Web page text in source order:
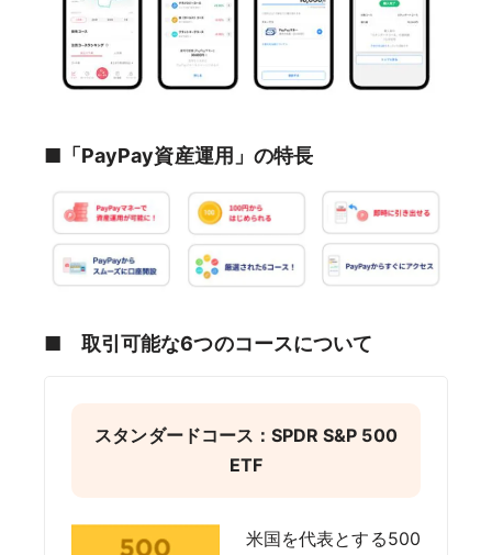
■ 「PayPay資産運用」の特長
■取引可能な6つのコースについて
スタンダードコース：SPDR S&P 500
ETF
米国を代表とする500